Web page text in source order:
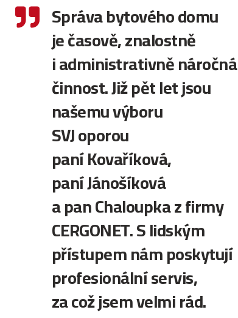
 Správa bytového domu
je časově, znalostně
i administrativně náročná
činnost. Již pět let jsou
našemu výboru
SVJ oporou
paní Kovaříková,
paní Jánošíková
a pan Chaloupka z firmy
CERGONET. S lidským
přístupem nám poskytují
profesionální servis,
za což jsem velmi rád.